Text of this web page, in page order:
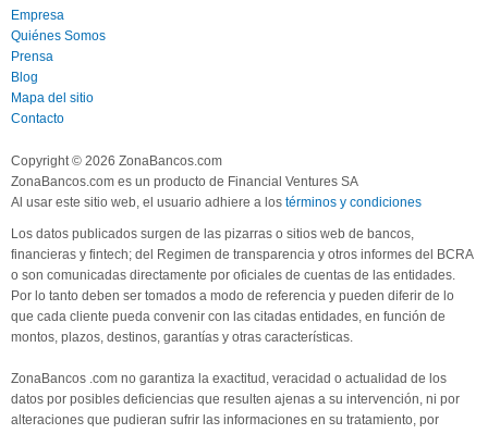
Empresa
Quiénes Somos
Prensa
Blog
Mapa del sitio
Contacto
Copyright © 2026 ZonaBancos.com
ZonaBancos.com es un producto de Financial Ventures SA
Al usar este sitio web, el usuario adhiere a los términos y condiciones
Los datos publicados surgen de las pizarras o sitios web de bancos,
financieras y fintech; del Regimen de transparencia y otros informes del BCRA
o son comunicadas directamente por oficiales de cuentas de las entidades.
Por lo tanto deben ser tomados a modo de referencia y pueden diferir de lo
que cada cliente pueda convenir con las citadas entidades, en función de
montos, plazos, destinos, garantías y otras características.
ZonaBancos .com no garantiza la exactitud, veracidad o actualidad de los
datos por posibles deficiencias que resulten ajenas a su intervención, ni por
alteraciones que pudieran sufrir las informaciones en su tratamiento, por